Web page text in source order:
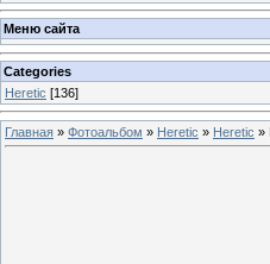
Меню сайта
Categories
Heretic [136]
Главная » Фотоальбом » Heretic » Heretic